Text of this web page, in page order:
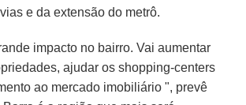
e da extensão do metrô.
impacto no bairro. Vai aumentar
ajudar os shopping-centers
ao mercado imobiliário ", prevê